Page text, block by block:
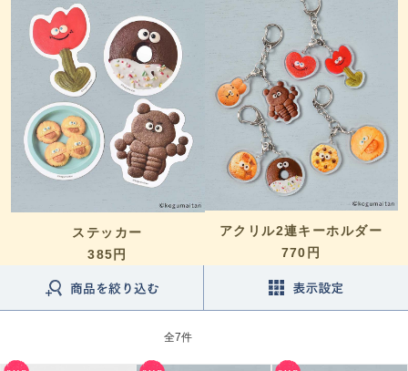
ステッカー
385円
アクリル2連キーホルダー
770円
全7件